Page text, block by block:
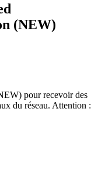
(NEW)
pour recevoir des
du réseau. Attention :